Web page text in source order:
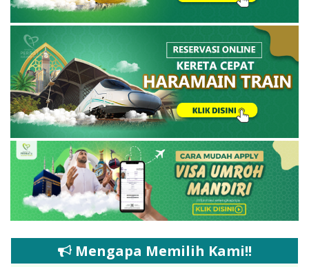
Mengapa Memilih Kami!!